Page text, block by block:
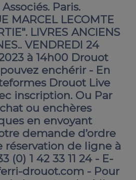
Associés. Paris.
MARCEL LECOMTE
LIVRES ANCIENS
VENDREDI 24
à 14h00 Drouot
enchérir - En
Drouot Live
inscription. Ou Par
ou enchères
en envoyant
demande d’ordre
réservation de ligne à
(0) 1 42 33 11 24 - E-
drouot.com - Pour